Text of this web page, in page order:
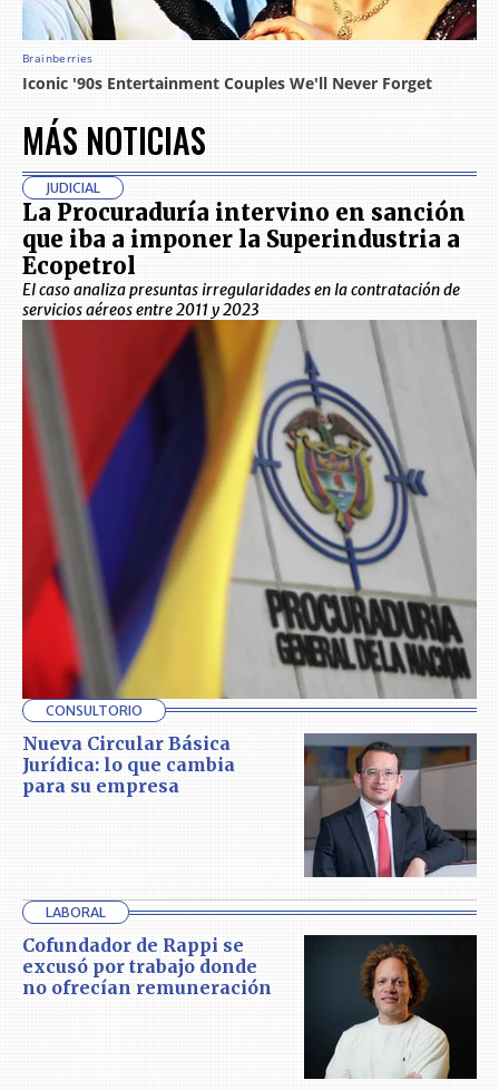
MÁS NOTICIAS
JUDICIAL
La Procuraduría intervino en sanción
que iba a imponer la Superindustria a
Ecopetrol
El caso analiza presuntas irregularidades en la contratación de
servicios aéreos entre 2011 y 2023
CONSULTORIO
Nueva Circular Básica
Jurídica: lo que cambia
para su empresa
LABORAL
Cofundador de Rappi se
excusó por trabajo donde
no ofrecían remuneración